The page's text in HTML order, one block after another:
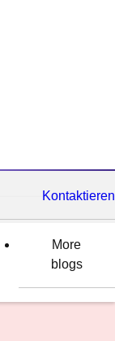
Kontaktieren
More
blogs